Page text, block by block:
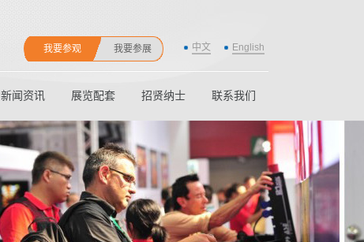
我要参观 我要参展 中文 English
新闻资讯 展览配套 招贤纳士 联系我们